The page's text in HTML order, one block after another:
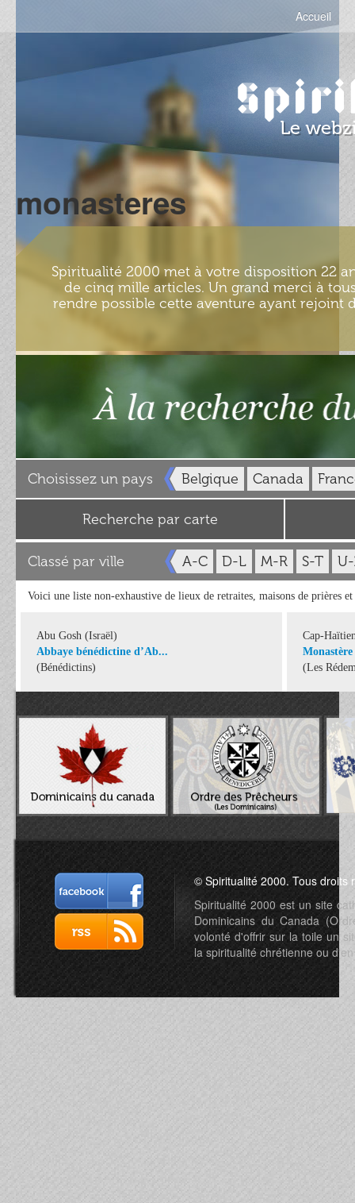
Accueil
monasteres
Spiritualité 2000 met à votre disposition 22
de cinq mille articles. Un grand merci à
rendre possible cette aventure ayant rejoint
Choisissez un pays Belgique Canada
Recherche par carte
Classé par ville A-C D-L M-R S-T
Voici une liste non-exhaustive de lieux de retraites, maisons de prières et
Abu Gosh (Israël)
Abbaye bénédictine d’Ab...
(Bénédictins)
Cap-
(Les
© Spiritualité 2000. Tous droits
Spiritualité 2000 est un site
Dominicains du Canada
volonté d'offrir sur la toile un
la spiritualité chrétienne ou